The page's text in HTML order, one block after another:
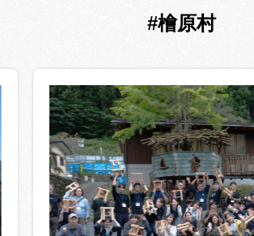
#檜原村